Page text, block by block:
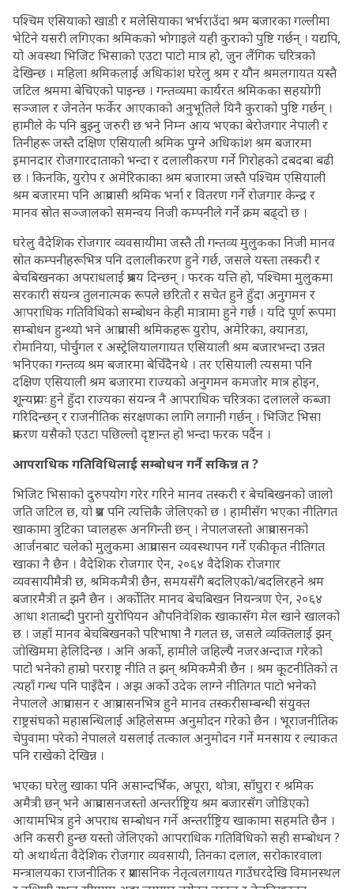
पश्चिम एसियाको खाडी र मलेसियाका भर्भराउँदा श्रम बजारका गल्लीमा
भेटिने यसरी लगिएका श्रमिकको भोगाइले यही कुराको पुष्टि गर्छन् । यद्यपि,
यो अवस्था भिजिट भिसाको एउटा पाटो मात्र हो, जुन लैंगिक चरित्रको
देखिन्छ । महिला श्रमिकलाई अधिकांश घरेलु श्रम र यौन श्रमलगायत यस्तै
जटिल श्रममा बेचिएको पाइन्छ । गन्तव्यमा कार्यरत श्रमिकका सहयोगी
सञ्जाल र जेनतेन फर्केर आएकाको अनुभूतिले यिनै कुराको पुष्टि गर्छन् ।
हामीले के पनि बुझ्नु जरुरी छ भने निम्न आय भएका बेरोजगार नेपाली र
तिनीहरू जस्तै दक्षिण एसियाली श्रमिक पुग्ने अधिकांश श्रम बजारमा
इमानदार रोजगारदाताको भन्दा र दलालीकरण गर्ने गिरोहको दबदबा बढी
छ । किनकि, युरोप र अमेरिकाका श्रम बजारमा जस्तै पश्चिम एसियाली
श्रम बजारमा पनि आप्रवासी श्रमिक भर्ना र वितरण गर्ने रोजगार केन्द्र र
मानव स्रोत सञ्जालको समन्वय निजी कम्पनीले गर्ने क्रम बढ्दो छ ।
घरेलु वैदेशिक रोजगार व्यवसायीमा जस्तै ती गन्तव्य मुलुकका निजी मानव
स्रोत कम्पनीहरूभित्र पनि दलालीकरण हुने गर्छ, जसले यस्ता तस्करी र
बेचबिखनका अपराधलाई प्रश्रय दिन्छन् । फरक यत्ति हो, पश्चिमा मुलुकमा
सरकारी संयन्त्र तुलनात्मक रूपले छरितो र सचेत हुने हुँदा अनुगमन र
आपराधिक गतिविधिको सम्बोधन केही मात्रामा हुने गर्छ । यदि पूर्ण रूपमा
सम्बोधन हुन्थ्यो भने आप्रवासी श्रमिकहरू युरोप, अमेरिका, क्यानडा,
रोमानिया, पोर्चुगल र अस्ट्रेलियालगायत एसियाली श्रम बजारभन्दा उन्नत
भनिएका गन्तव्य श्रम बजारमा बेचिँदैनथे । तर एसियाली त्यसमा पनि
दक्षिण एसियाली श्रम बजारमा राज्यको अनुगमन कमजोर मात्र होइन,
शून्यप्रायः हुने हुँदा राज्यका संयन्त्र नै आपराधिक चरित्रका दलालले कब्जा
गरिदिन्छन् र राजनीतिक संरक्षणका लागि लगानी गर्छन् । भिजिट भिसा
प्रकरण यसैको एउटा पछिल्लो दृष्टान्त हो भन्दा फरक पर्दैन ।
आपराधिक गतिविधिलाई सम्बोधन गर्नै सकिन्न त ?
भिजिट भिसाको दुरुपयोग गरेर गरिने मानव तस्करी र बेचबिखनको जालो
जति जटिल छ, यो प्रश्न पनि त्यत्तिकै जेलिएको छ । हामीसँग भएका नीतिगत
खाकामा त्रुटिका प्वालहरू अनगिन्ती छन् । नेपालजस्तो आप्रवासनको
आर्जनबाट चलेको मुलुकमा आप्रवासन व्यवस्थापन गर्ने एकीकृत नीतिगत
खाका नै छैन । वैदेशिक रोजगार ऐन, २०६४ वैदेशिक रोजगार
व्यवसायीमैत्री छ, श्रमिकमैत्री छैन, समयसँगै बदलिएको/बदलिरहने श्रम
बजारमैत्री त झनै छैन । अर्कोतिर मानव बेचबिखन नियन्त्रण ऐन, २०६४
आधा शताब्दी पुरानो युरोपियन औपनिवेशिक खाकासँग मेल खाने खालको
छ । जहाँ मानव बेचबिखनको परिभाषा नै गलत छ, जसले व्यक्तिलाई झन्
जोखिममा हेलिदिन्छ । अनि अर्को, हामीले जहिल्यै नजरअन्दाज गरेको
पाटो भनेको हाम्रो परराष्ट्र नीति त झन् श्रमिकमैत्री छैन । श्रम कूटनीतिको त
त्यहाँ गन्ध पनि पाइँदैन । अझ अर्को उदेक लाग्ने नीतिगत पाटो भनेको
नेपालले आप्रवासन र आप्रवासनभित्र हुने मानव तस्करीसम्बन्धी संयुक्त
राष्ट्रसंघको महासन्धिलाई अहिलेसम्म अनुमोदन गरेको छैन । भूराजनीतिक
चेपुवामा परेको नेपालले यसलाई तत्काल अनुमोदन गर्ने मनसाय र ल्याकत
पनि राखेको देखिन्न ।
भएका घरेलु खाका पनि असान्दर्भिक, अपूरा, थोत्रा, साँघुरा र श्रमिक
अमैत्री छन् भने आप्रवासनजस्तो अन्तर्राष्ट्रिय श्रम बजारसँग जोडिएको
आयामभित्र हुने अपराध सम्बोधन गर्ने अन्तर्राष्ट्रिय खाकामा सहमति छैन ।
अनि कसरी हुन्छ यस्तो जेलिएको आपराधिक गतिविधिको सही सम्बोधन ?
यो अथार्थता वैदेशिक रोजगार व्यवसायी, तिनका दलाल, सरोकारवाला
मन्त्रालयका राजनीतिक र प्रशासनिक नेतृत्वलगायत गाउँघरदेखि विमानस्थल